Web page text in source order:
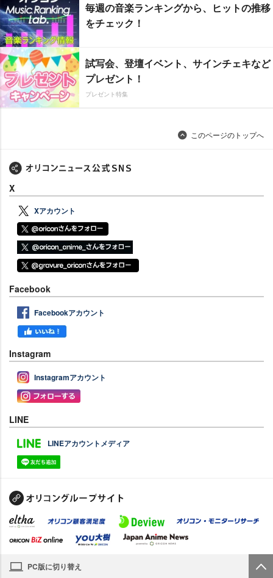
毎週の音楽ランキングから、ヒットの推移
をチェック！
試写会、登壇イベント、サインチェキなど
プレゼント！
プレゼント特集
このページのトップへ
X
Xアカウント
Facebook
Facebookアカウント
Instagram
Instagramアカウント
LINE
LINEアカウントメディア
PC版に切り替え